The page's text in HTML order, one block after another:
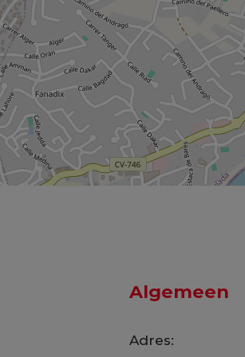
Algemeen
Adres: